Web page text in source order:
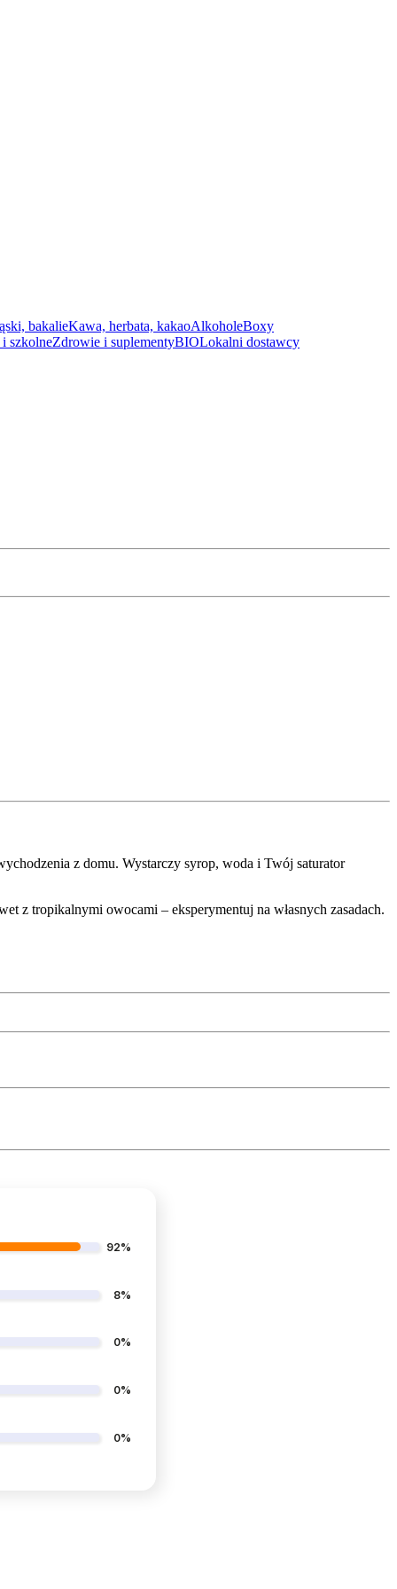
bakalieKawa, herbata, kakaoAlkoholeBoxy
szkolneZdrowie i suplementyBIOLokalni dostawcy
z domu. Wystarczy syrop, woda i Twój saturator
z tropikalnymi owocami – eksperymentuj na własnych zasadach.
92%
8%
0%
0%
0%